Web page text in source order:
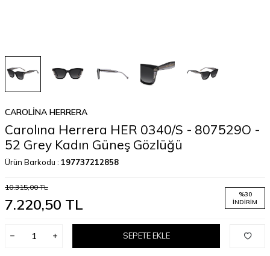
CAROLINA HERRERA
Carolına Herrera HER 0340/S - 807529O -
52 Grey Kadın Güneş Gözlüğü
Ürün Barkodu : 197737212858
10.315,00TL
7.220,50 TL
%30
İNDIRIM
SEPETE EKLE